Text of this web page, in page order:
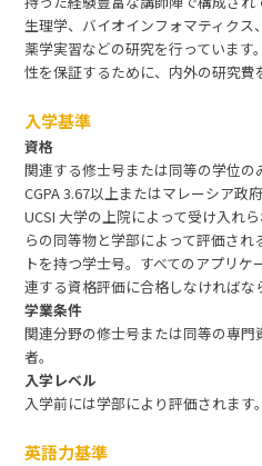
生理学、バイオインフォマティクス
薬学実習などの研究を行っています
性を保証するために、内外の研究費
入学基準
資格
関連する修士号または同等の学位の
CGPA 3.67以上またはマレーシア政
UCSI 大学の上院によって受け入れ
らの同等物と学部によって評価さ
トを持つ学士号。すべてのアプリ
連する資格評価に合格しなければな
学業条件
関連分野の修士号または同等の専
者。
入学レベル
入学前には学部により評価されます。
英語力基準